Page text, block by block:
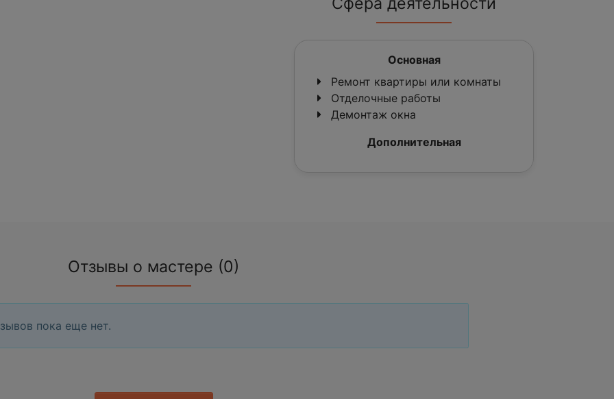
Основная
Ремонт квартиры или комнаты
Отделочные работы
Демонтаж окна
Дополнительная
Отзывы о мастере (0)
пока еще нет.